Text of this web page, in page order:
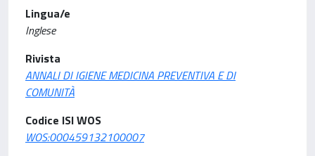
Lingua/e
Inglese
Rivista
ANNALI DI IGIENE MEDICINA PREVENTIVA E DI
COMUNITÀ
Codice ISI WOS
WOS:000459132100007